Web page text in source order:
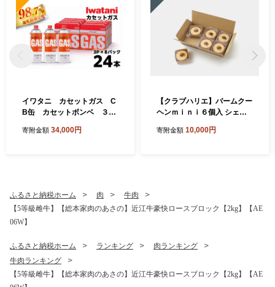
イワタニ カセットガス C
B缶 カセットボンベ ３P
7W1】
寄附金額 34,000円
【クラブハリエ】バームクー
ヘンｍｉｎｉ６個入 シェア
寄附金額 10,000円
ふるさと納税ホーム 肉
牛肉
【5等級雌牛】【総本家肉のあさの】近江牛豪快ロースブロック【2kg】【AE
06W】
ふるさと納税ホーム ランキング
肉ランキング
牛肉ランキング
【5等級雌牛】【総本家肉のあさの】近江牛豪快ロースブロック【2kg】【AE